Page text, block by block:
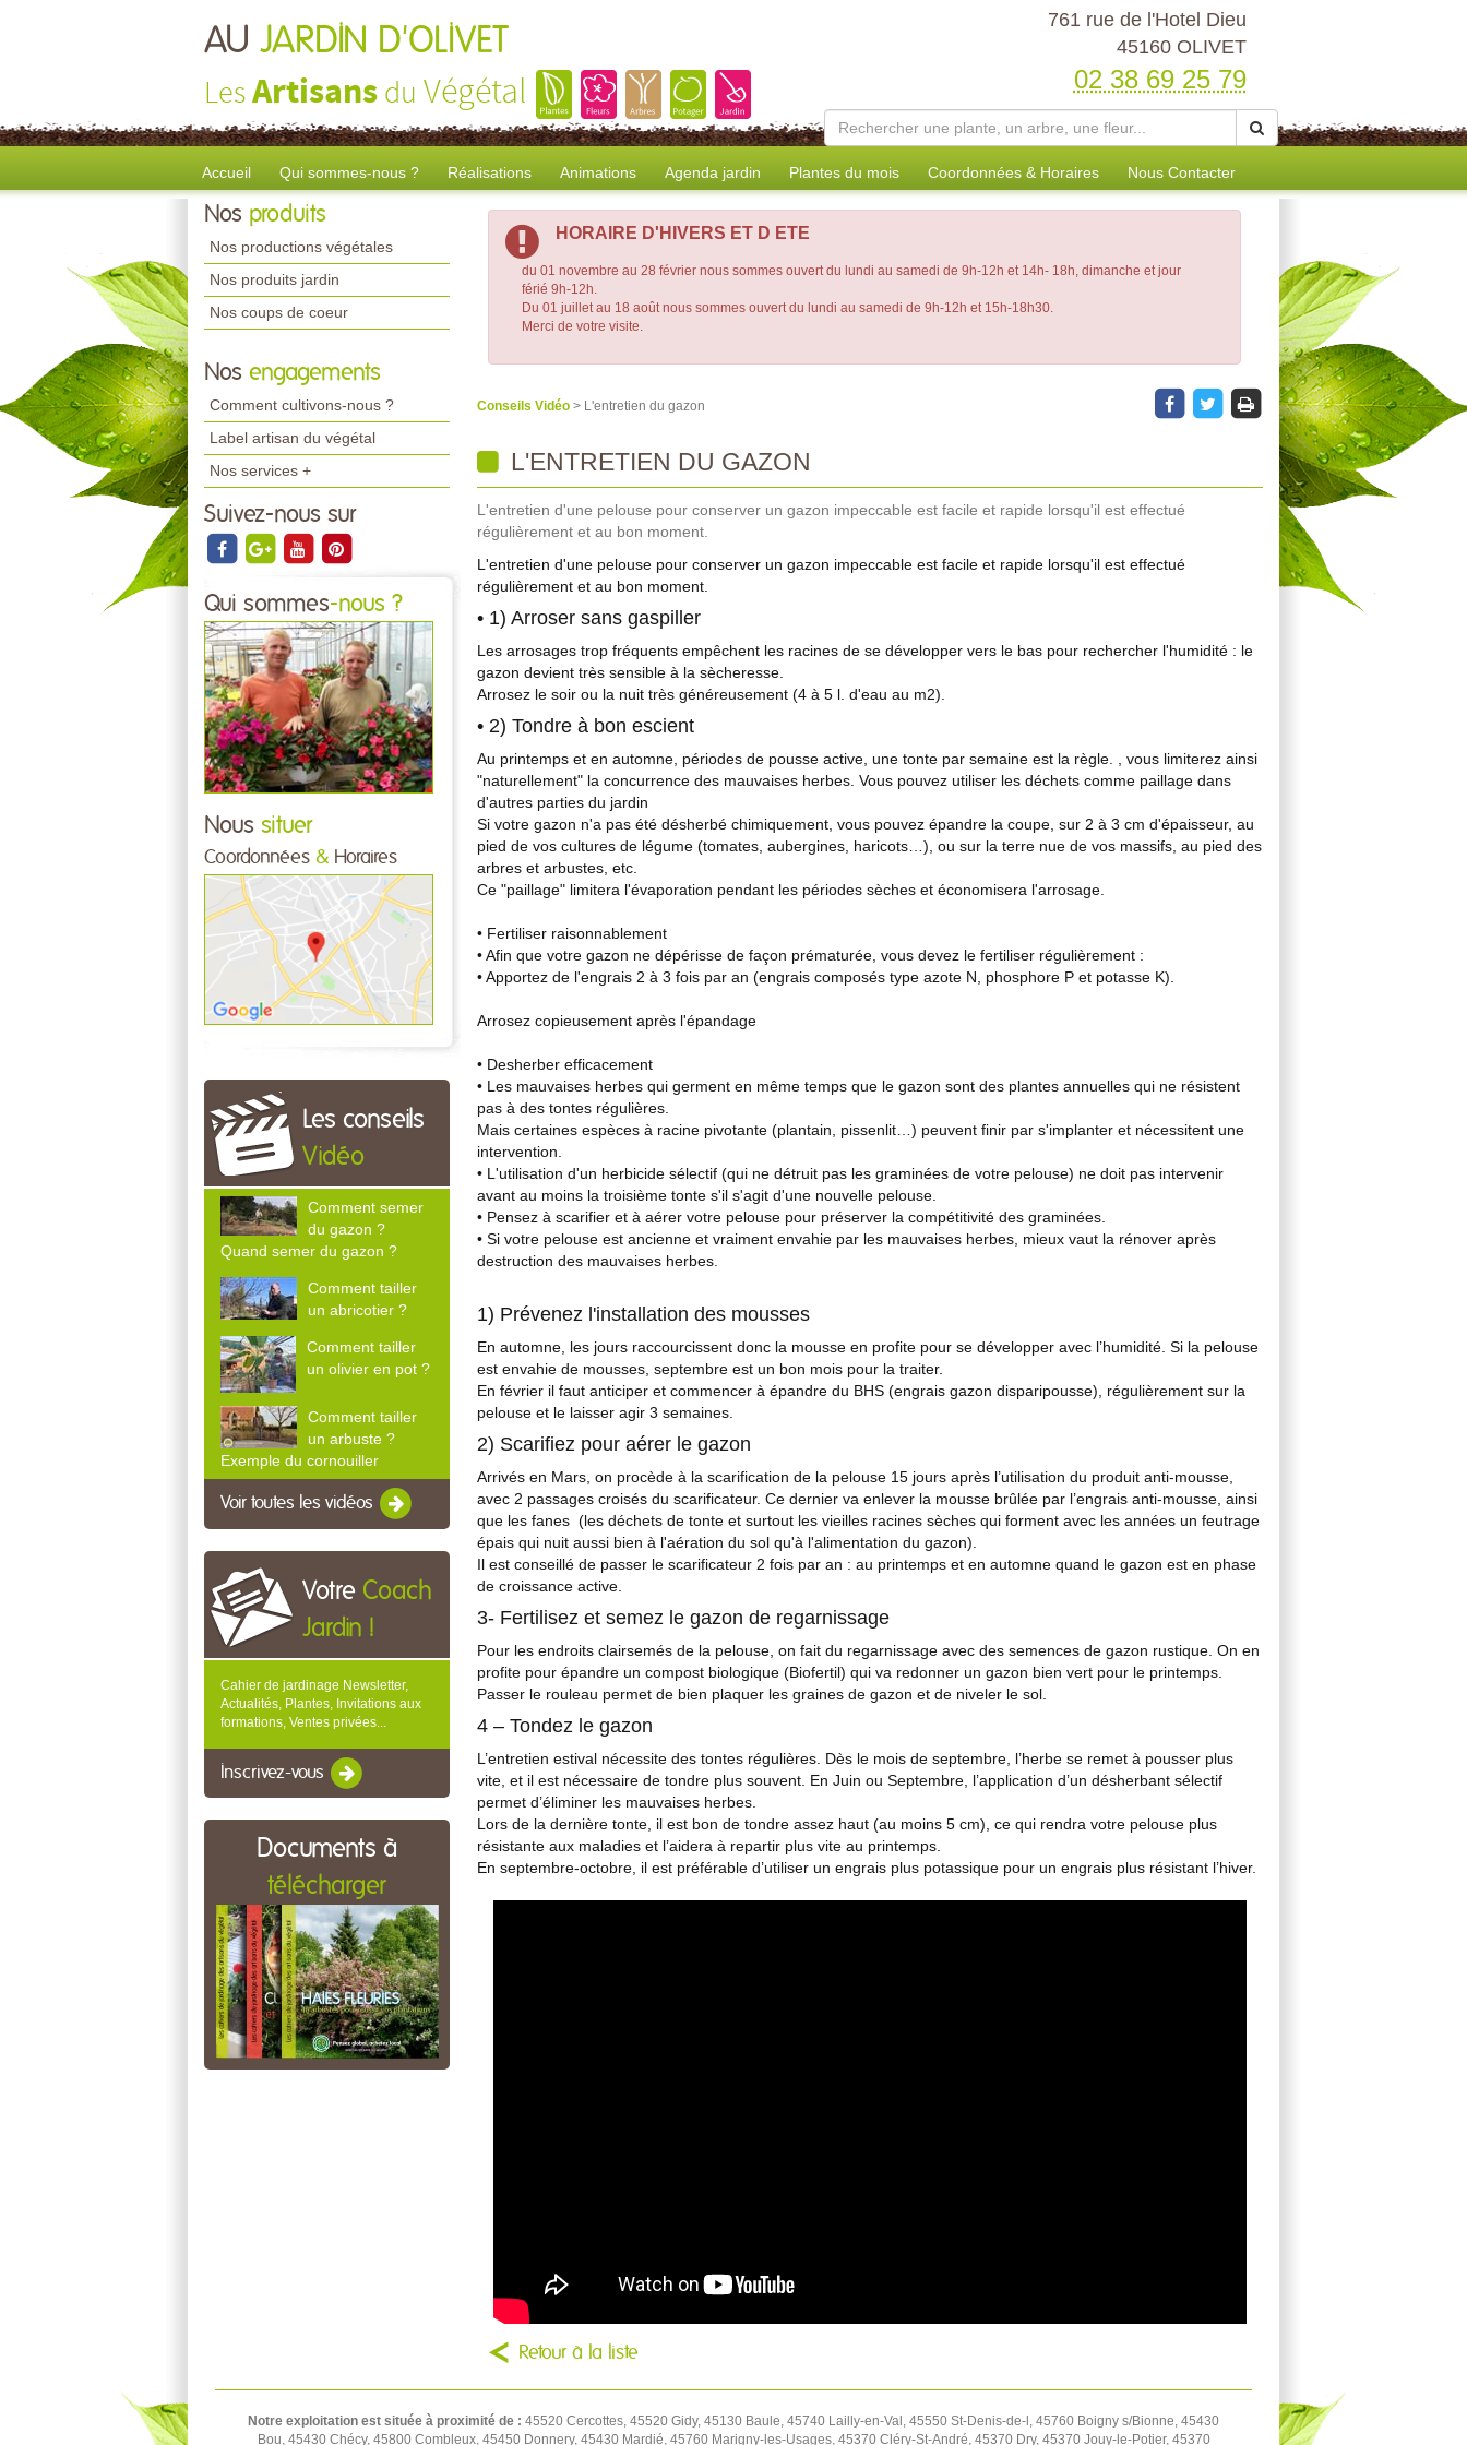
AU JARDIN D'OLIVET
LesArtisans du Végétal
761 rue de l'Hotel Dieu
45160 OLIVET
02 38 69 25 79
Accueil Qui sommes-nous ? Réalisations Animations Agenda jardin Plantes du mois Coordonnées & Horaires Nous Contacter
Nos produits
Nos productions végétales
Nos produits jardin
Nos coups de coeur
Nos engagements
Comment cultivons-nous ?
Label artisan du végétal
Nos services +
Suivez-nous sur
Qui sommes-nous ?
Nous situer
Coordonnées & Horaires
Les conseils
Vidéo
Comment semer
du gazon ?
Quand semer du gazon ?
Comment tailler
un abricotier ?
Comment tailler
un olivier en pot ?
Comment tailler
un arbuste ?
Exemple du cornouiller
Voir toutes les vidéos
Votre Coach
Jardin !
Cahier de jardinage Newsletter,
Actualités, Plantes, Invitations aux
formations, Ventes privées...
Inscrivez-vous
Documents à
télécharger
HORAIRE D'HIVERS ET D ETE
du 01 novembre au 28 février nous sommes ouvert du lundi au samedi de 9h-12h et 14h- 18h, dimanche et jour
férié 9h-12h.
Du 01 juillet au 18 août nous sommes ouvert du lundi au samedi de 9h-12h et 15h-18h30.
Merci de votre visite.
Conseils Vidéo > L'entretien du gazon
L'ENTRETIEN DU GAZON
L'entretien d'une pelouse pour conserver un gazon impeccable est facile et rapide lorsqu'il est effectué
régulièrement et au bon moment.
L'entretien d'une pelouse pour conserver un gazon impeccable est facile et rapide lorsqu'il est effectué
régulièrement et au bon moment.
• 1) Arroser sans gaspiller
Les arrosages trop fréquents empêchent les racines de se développer vers le bas pour rechercher l'humidité : le
gazon devient très sensible à la sècheresse.
Arrosez le soir ou la nuit très généreusement (4 à 5 l. d'eau au m2).
• 2) Tondre à bon escient
Au printemps et en automne, périodes de pousse active, une tonte par semaine est la règle. , vous limiterez ainsi
"naturellement" la concurrence des mauvaises herbes. Vous pouvez utiliser les déchets comme paillage dans
d'autres parties du jardin
Si votre gazon n'a pas été désherbé chimiquement, vous pouvez épandre la coupe, sur 2 à 3 cm d'épaisseur, au
pied de vos cultures de légume (tomates, aubergines, haricots…), ou sur la terre nue de vos massifs, au pied des
arbres et arbustes, etc.
Ce "paillage" limitera l'évaporation pendant les périodes sèches et économisera l'arrosage.
• Fertiliser raisonnablement
• Afin que votre gazon ne dépérisse de façon prématurée, vous devez le fertiliser régulièrement :
• Apportez de l'engrais 2 à 3 fois par an (engrais composés type azote N, phosphore P et potasse K).
Arrosez copieusement après l'épandage
• Desherber efficacement
• Les mauvaises herbes qui germent en même temps que le gazon sont des plantes annuelles qui ne résistent
pas à des tontes régulières.
Mais certaines espèces à racine pivotante (plantain, pissenlit…) peuvent finir par s'implanter et nécessitent une
intervention.
• L'utilisation d'un herbicide sélectif (qui ne détruit pas les graminées de votre pelouse) ne doit pas intervenir
avant au moins la troisième tonte s'il s'agit d'une nouvelle pelouse.
• Pensez à scarifier et à aérer votre pelouse pour préserver la compétitivité des graminées.
• Si votre pelouse est ancienne et vraiment envahie par les mauvaises herbes, mieux vaut la rénover après
destruction des mauvaises herbes.
1) Prévenez l'installation des mousses
En automne, les jours raccourcissent donc la mousse en profite pour se développer avec l’humidité. Si la pelouse
est envahie de mousses, septembre est un bon mois pour la traiter.
En février il faut anticiper et commencer à épandre du BHS (engrais gazon disparipousse), régulièrement sur la
pelouse et le laisser agir 3 semaines.
2) Scarifiez pour aérer le gazon
Arrivés en Mars, on procède à la scarification de la pelouse 15 jours après l’utilisation du produit anti-mousse,
avec 2 passages croisés du scarificateur. Ce dernier va enlever la mousse brûlée par l’engrais anti-mousse, ainsi
que les fanes (les déchets de tonte et surtout les vieilles racines sèches qui forment avec les années un feutrage
épais qui nuit aussi bien à l'aération du sol qu'à l'alimentation du gazon).
Il est conseillé de passer le scarificateur 2 fois par an : au printemps et en automne quand le gazon est en phase
de croissance active.
3- Fertilisez et semez le gazon de regarnissage
Pour les endroits clairsemés de la pelouse, on fait du regarnissage avec des semences de gazon rustique. On en
profite pour épandre un compost biologique (Biofertil) qui va redonner un gazon bien vert pour le printemps.
Passer le rouleau permet de bien plaquer les graines de gazon et de niveler le sol.
4 – Tondez le gazon
L’entretien estival nécessite des tontes régulières. Dès le mois de septembre, l’herbe se remet à pousser plus
vite, et il est nécessaire de tondre plus souvent. En Juin ou Septembre, l’application d’un désherbant sélectif
permet d’éliminer les mauvaises herbes.
Lors de la dernière tonte, il est bon de tondre assez haut (au moins 5 cm), ce qui rendra votre pelouse plus
résistante aux maladies et l’aidera à repartir plus vite au printemps.
En septembre-octobre, il est préférable d’utiliser un engrais plus potassique pour un engrais plus résistant l’hiver.
Retour à la liste
Notre exploitation est située à proximité de : 45520 Cercottes, 45520 Gidy, 45130 Baule, 45740 Lailly-en-Val, 45550 St-Denis-de-l, 45760 Boigny s/Bionne, 45430
Bou, 45430 Chécy, 45800 Combleux, 45450 Donnery, 45430 Mardié, 45760 Marigny-les-Usages, 45370 Cléry-St-André, 45370 Dry, 45370 Jouy-le-Potier, 45370